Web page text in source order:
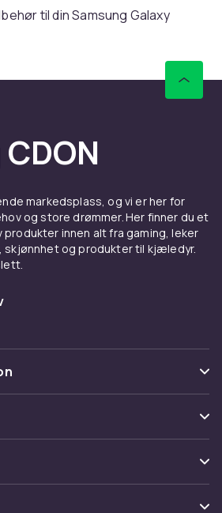
til din Samsung Galaxy
Galaxy Note 10
din Samsung Galaxy
riper, støt og hverdagslige
tynne silikon-deksel som
for ekstra
utvalget av
til Samsung
10 Lite
med riktig lader til din
Note 10 Lite. Hos CDON finner
C-kabler og trådløse
til din modell. En ekstra
en powerbank for reiser
markedsplass, og vi er her for
og store drømmer. Her finner du et
innen alt fra gaming, leker
skjønnhet og produkter til kjæledyr.